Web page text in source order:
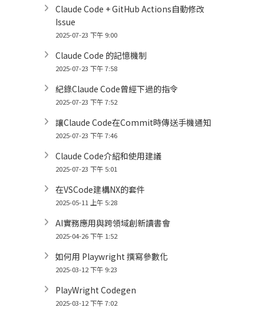
Claude Code + GitHub Actions自動修改
Issue
2025-07-23 下午 9:00
Claude Code 的記憶機制
2025-07-23 下午 7:58
紀錄Claude Code曾經下過的指令
2025-07-23 下午 7:52
讓Claude Code在Commit時傳送手機通知
2025-07-23 下午 7:46
Claude Code介紹和使用建議
2025-07-23 下午 5:01
在VSCode建構NX的套件
2025-05-11 上午 5:28
AI實務應用與跨領域創新讀書會
2025-04-26 下午 1:52
如何用 Playwright 撰寫參數化
2025-03-12 下午 9:23
PlayWright Codegen
2025-03-12 下午 7:02